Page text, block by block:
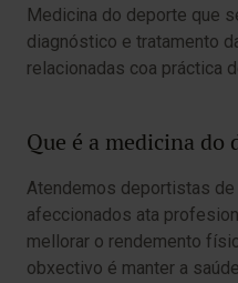
Medicina do deporte que
diagnóstico e tratamento
relacionadas coa práctica
Que é a medicina do
Atendemos deportistas
afeccionados ata
mellorar o rendemento
obxectivo é manter a